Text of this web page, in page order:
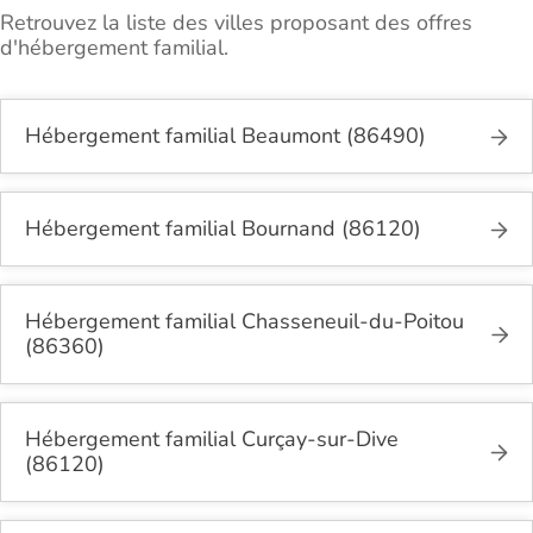
Retrouvez la liste des villes proposant des offres
d'hébergement familial.
Hébergement familial Beaumont (86490)
Hébergement familial Bournand (86120)
Hébergement familial Chasseneuil-du-Poitou
(86360)
Hébergement familial Curçay-sur-Dive
(86120)